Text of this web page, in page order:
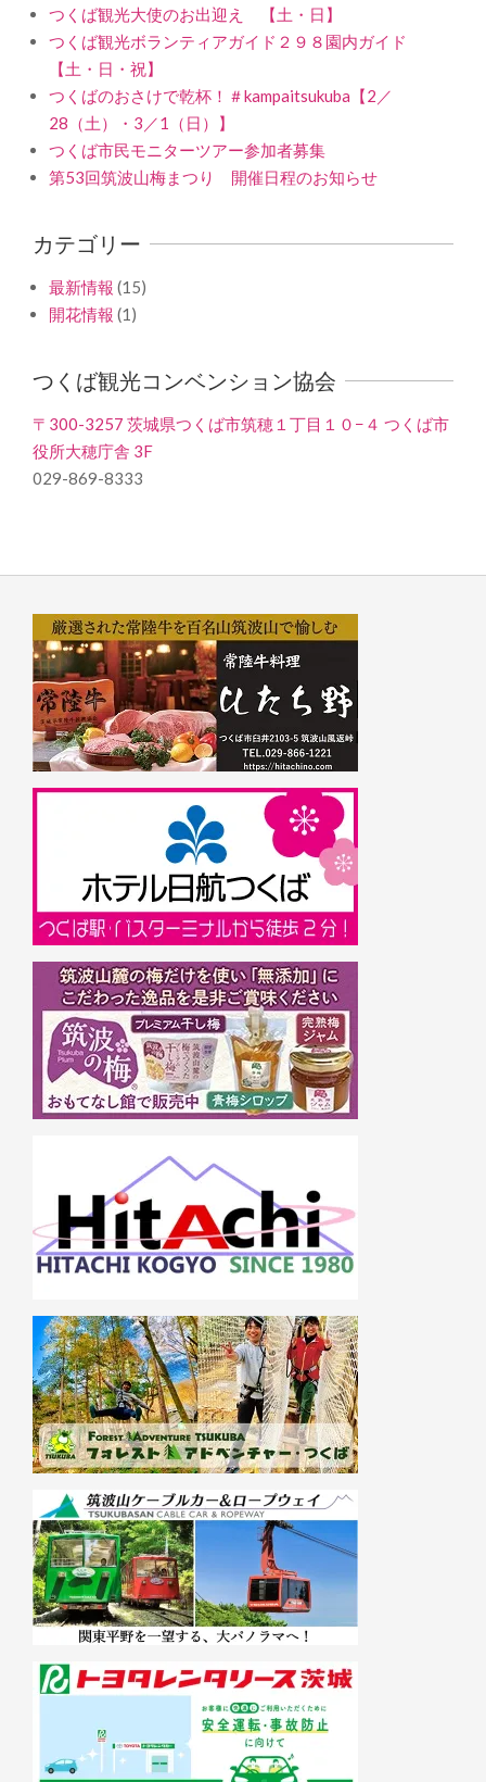
つくば観光大使のお出迎え 【土・日】
つくば観光ボランティアガイド２９８園内ガイド
【土・日・祝】
つくばのおさけで乾杯！＃kampaitsukuba【2／
28（土）・3／1（日）】
つくば市民モニターツアー参加者募集
第53回筑波山梅まつり 開催日程のお知らせ
カテゴリー
最新情報 (15)
開花情報 (1)
つくば観光コンベンション協会
〒300-3257 茨城県つくば市筑穂１丁目１０−４ つくば市
役所大穂庁舎 3F
029-869-8333